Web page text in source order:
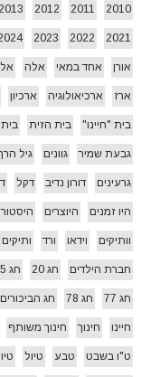
2010
2011
2012
2013
2021
2022
2023
אורן אחד במאי אלה
ארז ארכיאולוגיה ארכיון
בית "חיינו" בית הזית
גבעת שמיר גוונים גיל
גרעינים דורון נדיב דקל
היו זמנים היוצרים
וותיקים וידאו ורד ותיקים
חברת הילדים חג 20 חג 25
חג 77 חג 78 חג הביכורים
חיינו חינוך חינוך משותף
ט"ו בשבט טבע טיול